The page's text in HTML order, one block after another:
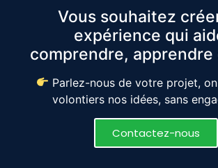
Vous souhaitez
expérience qui
comprendre, apprendre
Parlez-nous de votre projet,
volontiers nos idées, sans
Contactez-nous